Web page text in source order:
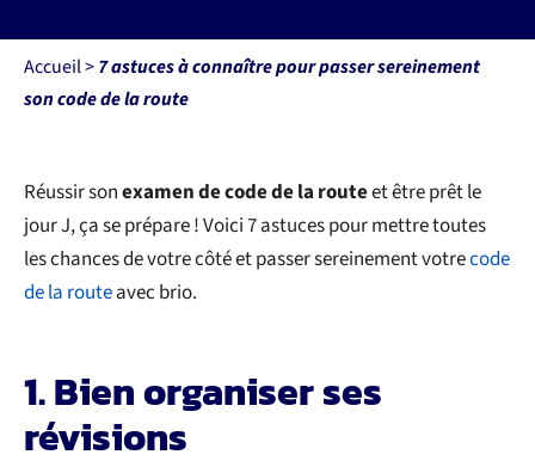
Financements
Actualités
Contact
Accueil>7 astuces à connaître pour passer sereinement
son code de la route
Réussir sonexamen de code de la routeet être prêt le
jour J, ça se prépare ! Voici 7 astuces pour mettre toutes
les chances de votre côté et passer sereinement votrecode
de la routeavec brio.
1. Bien organiser ses
révisions